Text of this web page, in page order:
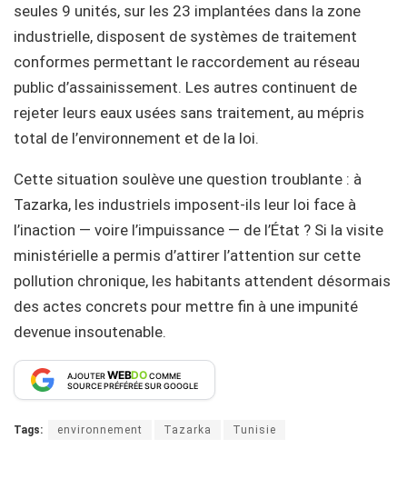
seules 9 unités, sur les 23 implantées dans la zone
industrielle, disposent de systèmes de traitement
conformes permettant le raccordement au réseau
public d’assainissement. Les autres continuent de
rejeter leurs eaux usées sans traitement, au mépris
total de l’environnement et de la loi.
Cette situation soulève une question troublante : à
Tazarka, les industriels imposent-ils leur loi face à
l’inaction — voire l’impuissance — de l’État ? Si la visite
ministérielle a permis d’attirer l’attention sur cette
pollution chronique, les habitants attendent désormais
des actes concrets pour mettre fin à une impunité
devenue insoutenable.
AJOUTERWEBDOCOMME
SOURCE PRÉFÉRÉE SUR GOOGLE
Tags: environnement Tazarka Tunisie